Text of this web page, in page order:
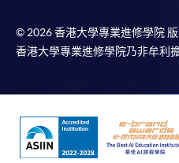
© 2026 香港大學專業進修學院
香港大學專業進修學院乃非牟利